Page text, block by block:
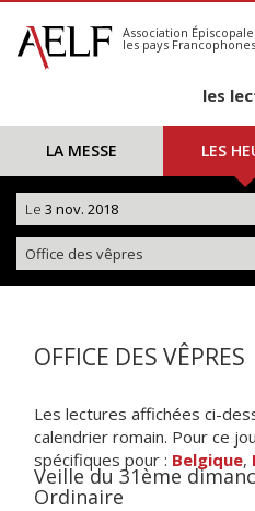
S'abonner
Calendrier
Association
les pays Francophones
les
LA MESSE LES
Le 3 nov. 2018
Office des vêpres
OFFICE DES VÊPRES
Les lectures affichées ci-
calendrier romain. Pour ce
spécifiques pour : Belgique,
Veille du 31ème
Ordinaire